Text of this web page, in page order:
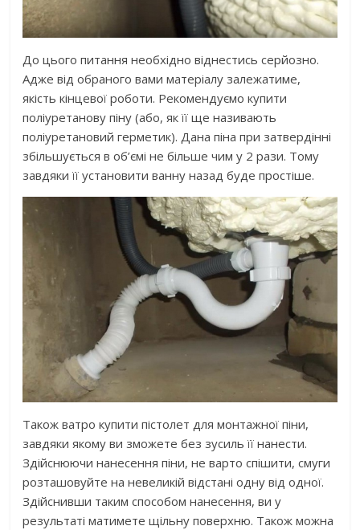
До цього питання необхідно віднестись серйозно.
Адже від обраного вами матеріалу залежатиме,
якість кінцевої роботи. Рекомендуємо купити
поліуретанову піну (або, як її ще називають
поліуретановий герметик). Дана піна при затвердінні
збільшується в об’ємі не більше чим у 2 рази. Тому
завдяки її установити ванну назад буде простіше.
Також ватро купити пістолет для монтажної піни,
завдяки якому ви зможете без зусиль її нанести.
Здійснюючи нанесення піни, не варто спішити, смуги
розташовуйте на невеликій відстані одну від одної.
Здійснивши таким способом нанесення, ви у
результаті матимете щільну поверхню. Також можна